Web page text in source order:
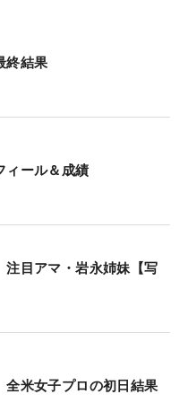
った。
ル1オーバー・13位
ル9オーバー・41位
終結果
ール＆成績
目アマ・岩永姉妹【写
米女子プロの初日結果